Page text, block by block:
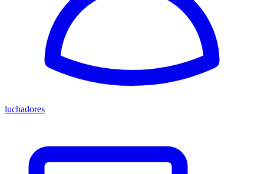
luchadores